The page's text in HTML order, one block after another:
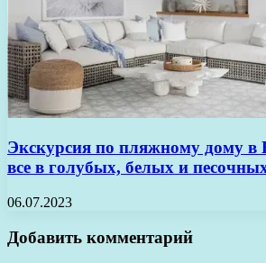
Экскурсия по пляжному дому в
все в голубых, белых и
06.07.2023
Добавить комментарий